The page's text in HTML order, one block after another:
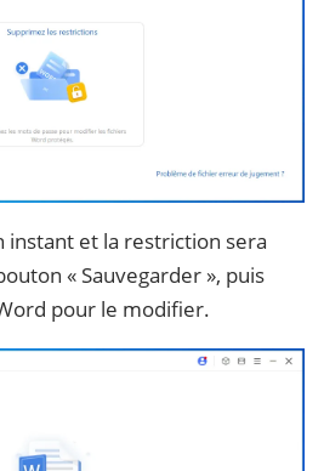
instant et la restriction sera
« Sauvegarder », puis
pour le modifier.